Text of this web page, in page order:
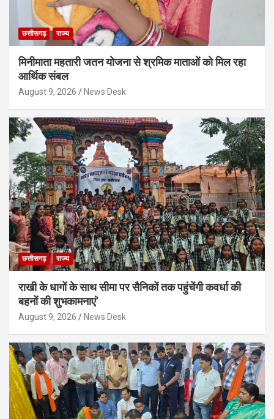
छत्तीसगढ़ राज्य
मिनीमाता महतारी जतन योजना से श्रमिक माताओं को मिल रहा
आर्थिक संबल
August 9, 2026 News Desk
छत्तीसगढ़ राज्य
राखी के धागों के साथ सीमा पर सैनिकों तक पहुंचेंगी कवर्धा की
बहनों की शुभकामनाएं’
August 9, 2026 News Desk